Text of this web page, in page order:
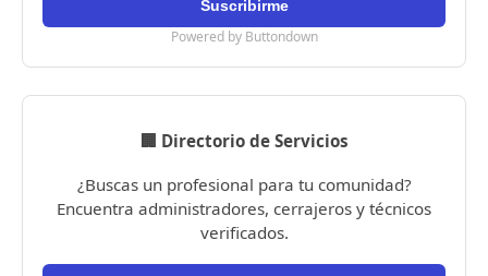
Powered by Buttondown
🏢 Directorio de Servicios
¿Buscas un profesional para tu comunidad?
Encuentra administradores, cerrajeros y técnicos
verificados.